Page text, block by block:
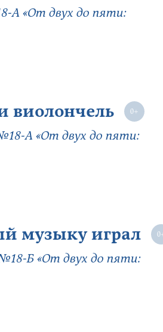
А «От двух до пяти:
виолончель
А «От двух до пяти:
музыку играл
Б «От двух до пяти: